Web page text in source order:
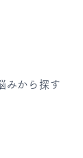
みから探す